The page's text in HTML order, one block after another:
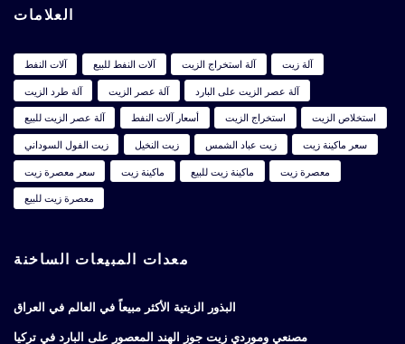
العلامات
آلات النفط آلات النفط للبيع آلة استخراج الزيت
آلة زيت
آلة طرد الزيت
آلة عصر الزيت
آلة عصر الزيت على البارد
آلة عصر الزيت للبيع
أسعار آلات النفط استخراج الزيت
استخلاص الزيت
زيت الفول السوداني
زيت النخيل زيت عباد الشمس
سعر ماكينة زيت
سعر معصرة زيت
ماكينة زيت ماكينة زيت للبيع
معصرة زيت
معصرة زيت للبيع
معدات المبيعات الساخنة
البذور الزيتية الأكثر مبيعاً في العالم في العراق
مصنعي وموردي زيت جوز الهند المعصور على البارد في تركيا